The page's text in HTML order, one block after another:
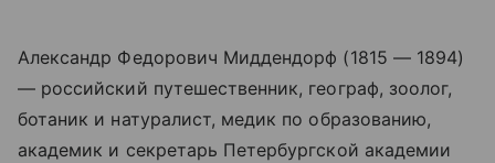
Александр Федорович Миддендорф (1815 — 1894)
— российский путешественник, географ, зоолог,
ботаник и натуралист, медик по образованию,
академик и секретарь Петербургской академии